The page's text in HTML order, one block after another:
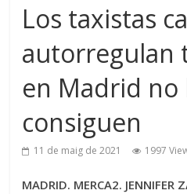
Los taxistas
autorregulan
en Madrid no
consiguen
11 de maig de 2021 1997
MADRID. MERCA2. JENNIFER